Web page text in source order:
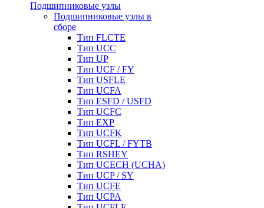
Подшипниковые узлы
Подшипниковые узлы в
сборе
Тип FLCTE
Тип UCC
Тип UP
Тип UCF / FY
Тип USFLE
Тип UCFA
Тип ESFD / USFD
Тип UCFC
Тип EXP
Тип UCFK
Тип UCFL / FYTB
Тип RSHEY
Тип UCECH (UCHA)
Тип UCP / SY
Тип UCFE
Тип UCPA